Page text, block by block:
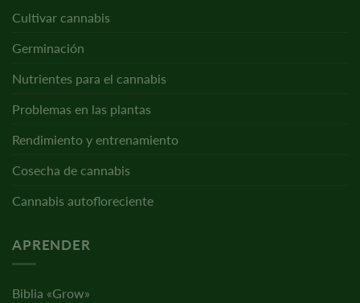
Cultivar cannabis
Germinación
Nutrientes para el cannabis
Problemas en las plantas
Rendimiento y entrenamiento
Cosecha de cannabis
Cannabis autofloreciente
APRENDER
Biblia «Grow»